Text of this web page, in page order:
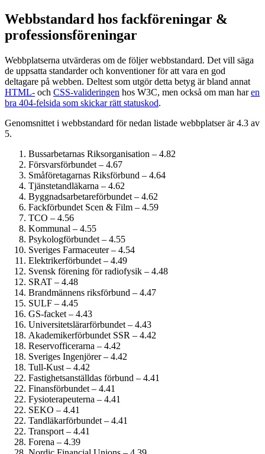
Webbstandard hos fack­föreningar &
professions­föreningar
Webbplatserna utvärderas om de följer webbstandard. Det vill säga
de uppsatta standarder och konventioner för att vara en god
deltagare på webben. Deltest som utgör detta betyg är bland annat
HTML- och CSS-valideringen hos W3C, men också om man haren
bra 404-felsida som skickar rätt statuskod.
Genomsnittet i webbstandard för nedan listade webbplatser är 4.3 av
5.
Bussarbetarnas Riksorganisation – 4.82
Försvarsförbundet – 4.67
Småföretagarnas Riksförbund – 4.64
Tjänstetandläkarna – 4.62
Byggnadsarbetare­förbundet – 4.62
Fackförbundet Scen & Film – 4.59
TCO – 4.56
Kommunal – 4.55
Psykolog­förbundet – 4.55
Sveriges Farmaceuter – 4.54
Elektriker­förbundet – 4.49
Svensk förening för radiofysik – 4.48
SRAT – 4.48
Brandmännens riksförbund – 4.47
SULF – 4.45
GS-facket – 4.43
Universitetslärar­förbundet – 4.43
Akademiker­förbundet SSR – 4.42
Reservofficerarna – 4.42
Sveriges Ingenjörer – 4.42
Tull-Kust – 4.42
Fastighets­anställdas förbund – 4.41
Finans­förbundet – 4.41
Fysioterapeuterna – 4.41
SEKO – 4.41
Tandläkar­förbundet – 4.41
Transport – 4.41
Forena – 4.39